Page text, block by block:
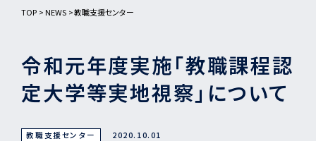
TOP NEWS 教職支援センター
令和元年度実施「教職課程認
定大学等実地視察」について
教職支援センター 2020.10.01